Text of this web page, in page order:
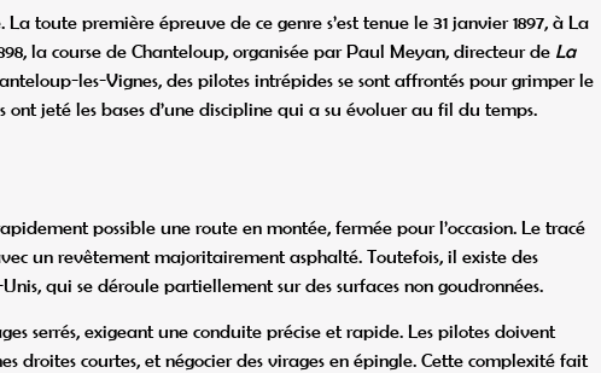
toute première épreuve de ce genre s’est tenue le 31 janvier 1897, à La
la course de Chanteloup, organisée par Paul Meyan, directeur de La
les-Vignes, des pilotes intrépides se sont affrontés pour grimper le
jeté les bases d’une discipline qui a su évoluer au fil du temps.
possible une route en montée, fermée pour l’occasion. Le tracé
un revêtement majoritairement asphalté. Toutefois, il existe des
qui se déroule partiellement sur des surfaces non goudronnées.
serrés, exigeant une conduite précise et rapide. Les pilotes doivent
droites courtes, et négocier des virages en épingle. Cette complexité fait